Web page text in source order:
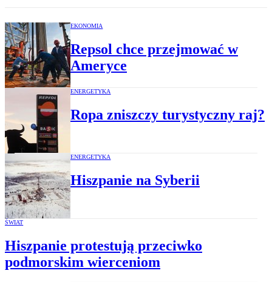
EKONOMIA
Repsol chce przejmować w
Ameryce
ENERGETYKA
Ropa zniszczy turystyczny raj?
ENERGETYKA
Hiszpanie na Syberii
ŚWIAT
Hiszpanie protestują przeciwko
podmorskim wierceniom